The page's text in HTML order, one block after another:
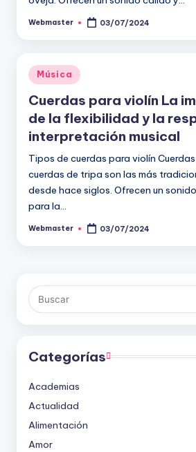
Publicado
Webmaster 03/07/2024
Publicado
en
Música
Cuerdas para violín La
de la flexibilidad y la
interpretación musical
Tipos de cuerdas para violín
cuerdas de tripa son las más
desde hace siglos. Ofrecen un
para la…
Publicado
Webmaster 03/07/2024
Categorías
Academias
Actualidad
Alimentación
Amor